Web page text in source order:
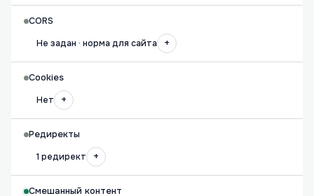
CORS
Не задан · норма для сайта
+
Cookies
Нет
+
Редиректы
1 редирект
+
Смешанный контент